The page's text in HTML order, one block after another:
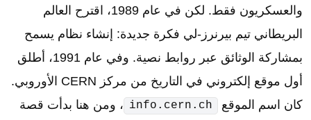
والعسكريون فقط. لكن في عام 1989، اقترح العالم
البريطاني تيم بيرنرز-لي فكرة جديدة: إنشاء نظام يسمح
بمشاركة الوثائق عبر روابط نصية. وفي عام 1991، أطلق
أول موقع إلكتروني في التاريخ من مركز CERN الأوروبي.
كان اسم الموقع
info.cern.ch ، ومن هنا بدأت قصة